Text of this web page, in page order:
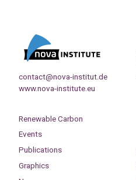
contact@nova-institut.de
www.nova-institute.eu
Renewable Carbon
Events
Publications
Graphics